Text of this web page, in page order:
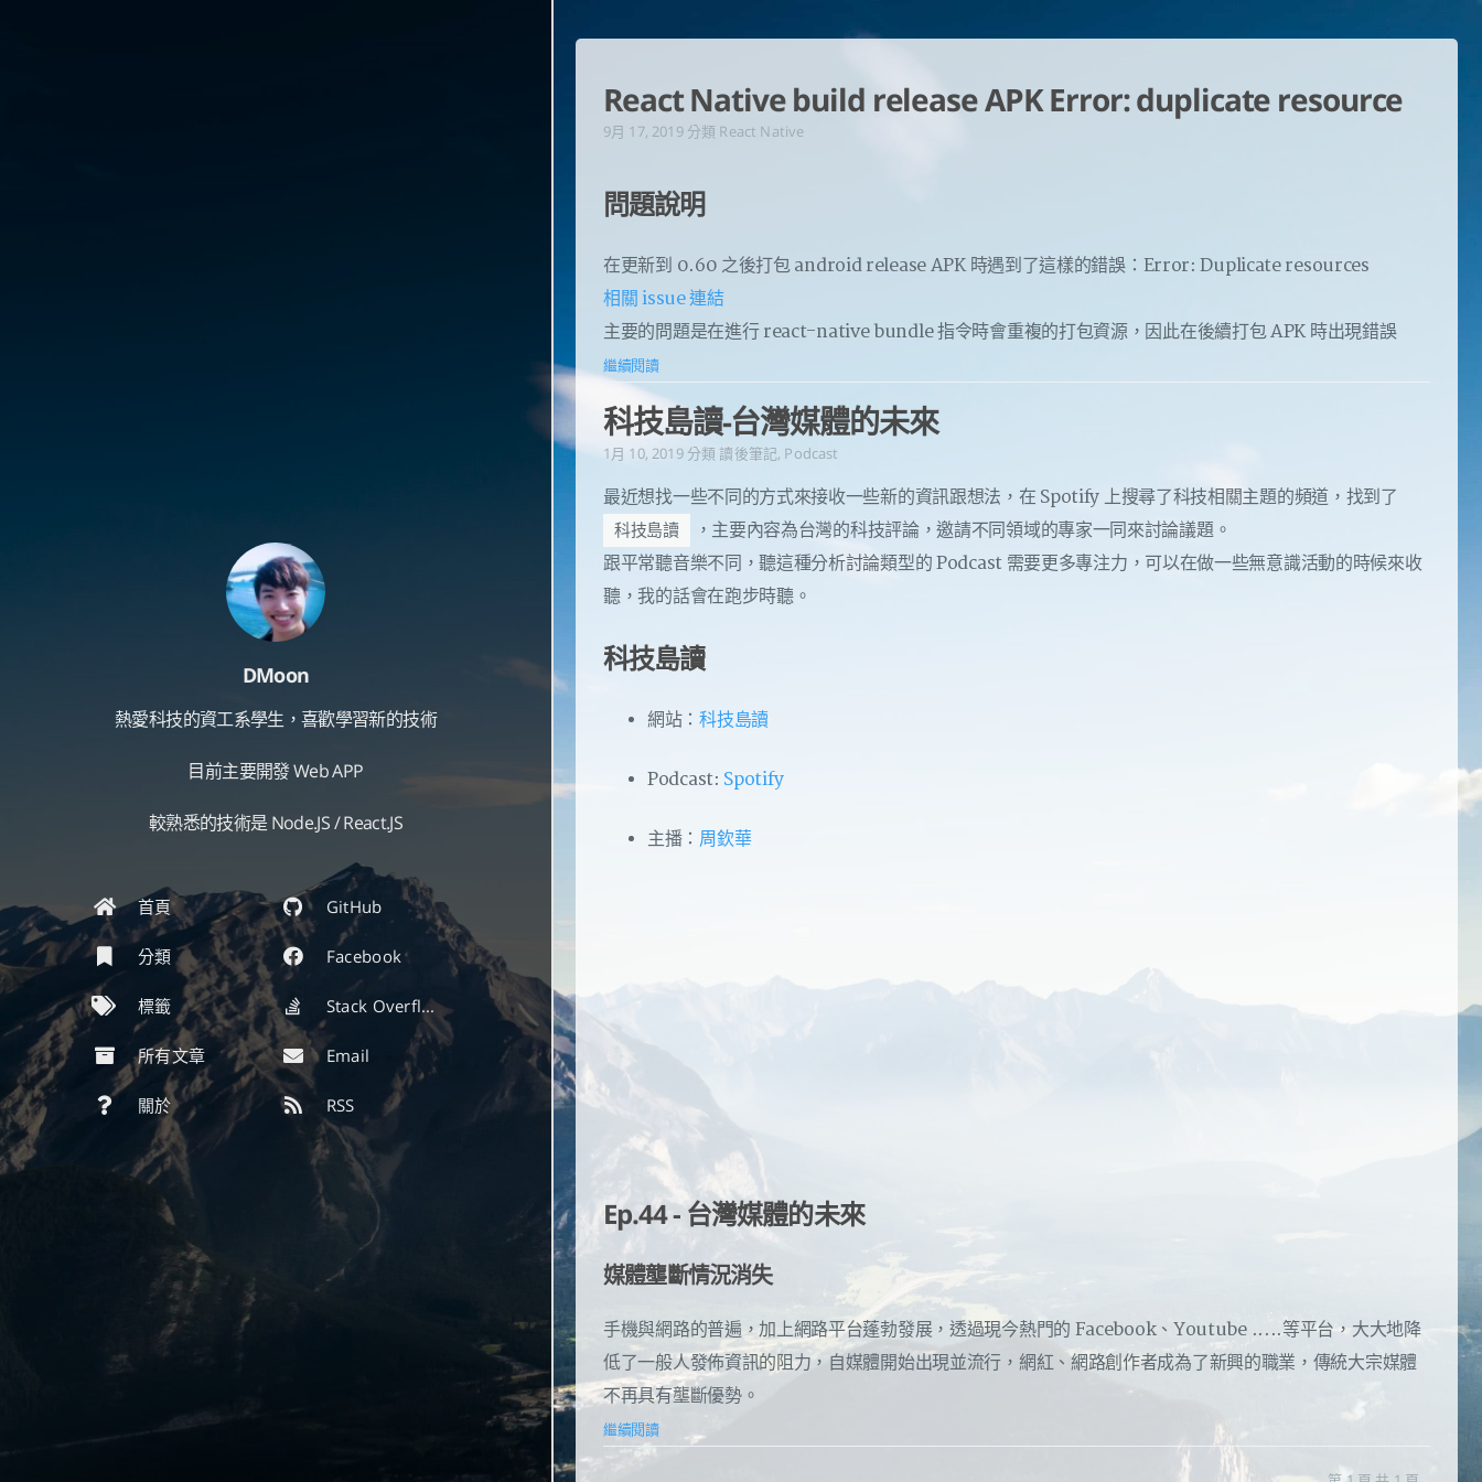
DMoon
熱愛科技的資工系學生，喜歡學習新的技術
目前主要開發 Web APP
較熟悉的技術是 Node.JS / React.JS
首頁
分類
標籤
所有文章
關於
GitHub
Facebook
Stack Overflow
Email
RSS
React Native build release APK Error: duplicate resource
9月 17, 2019 分類 React Native
問題說明
在更新到 0.60 之後打包 android release APK 時遇到了這樣的錯誤：Error: Duplicate resources
相關 issue 連結
主要的問題是在進行 react-native bundle 指令時會重複的打包資源，因此在後續打包 APK 時出現錯誤
繼續閱讀
科技島讀-台灣媒體的未來
1月 10, 2019 分類讀後筆記, Podcast
最近想找一些不同的方式來接收一些新的資訊跟想法，在 Spotify 上搜尋了科技相關主題的頻道，找到了
科技島讀
，主要內容為台灣的科技評論，邀請不同領域的專家一同來討論議題。
跟平常聽音樂不同，聽這種分析討論類型的 Podcast 需要更多專注力，可以在做一些無意識活動的時候來收
聽，我的話會在跑步時聽。
科技島讀
網站：科技島讀
Podcast: Spotify
主播：周欽華
Ep.44 - 台灣媒體的未來
媒體壟斷情況消失
手機與網路的普遍，加上網路平台蓬勃發展，透過現今熱門的 Facebook、Youtube .....等平台，大大地降
低了一般人發佈資訊的阻力，自媒體開始出現並流行，網紅、網路創作者成為了新興的職業，傳統大宗媒體
不再具有壟斷優勢。
繼續閱讀